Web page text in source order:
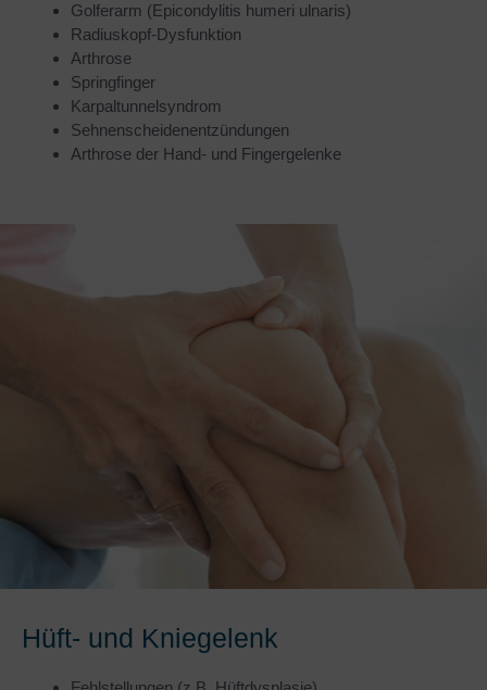
Golferarm (Epicondylitis humeri ulnaris)
Radiuskopf-Dysfunktion
Arthrose
Springfinger
Karpaltunnelsyndrom
Sehnenscheidenentzündungen
Arthrose der Hand- und Fingergelenke
Hüft- und Kniegelenk